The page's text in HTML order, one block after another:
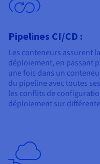
Pipelines CI/CD :
Les conteneurs assurent
déploiement, en passant
une fois dans un
du pipeline avec toutes
les conflits de
déploiement sur